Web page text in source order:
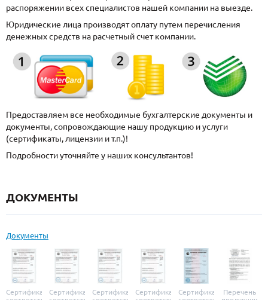
распоряжении всех специалистов нашей компании на выезде.
Юридические лица производят оплату путем перечисления
денежных средств на расчетный счет компании.
Предоставляем все необходимые бухгалтерские документы и
документы, сопровождающие нашу продукцию и услуги
(сертификаты, лицензии и т.п.)!
Подробности уточняйте у наших консультантов!
ДОКУМЕНТЫ
Документы
Сертификат
Сертификат
Сертификат
Сертификат
Сертификат
Перечень